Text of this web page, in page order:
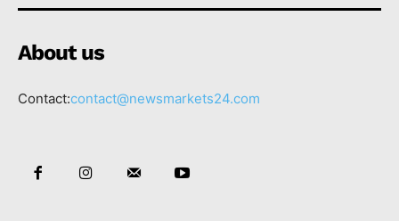
About us
Contact:contact@newsmarkets24.com